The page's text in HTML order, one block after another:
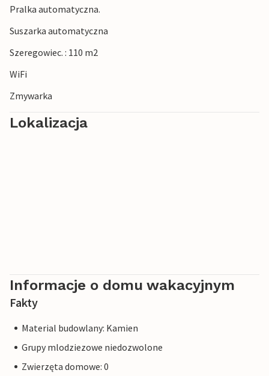
Pralka automatyczna.
Suszarka automatyczna
Szeregowiec. : 110 m2
WiFi
Zmywarka
Lokalizacja
Informacje o domu wakacyjnym
Fakty
Material budowlany: Kamien
Grupy mlodziezowe niedozwolone
Zwierzęta domowe: 0